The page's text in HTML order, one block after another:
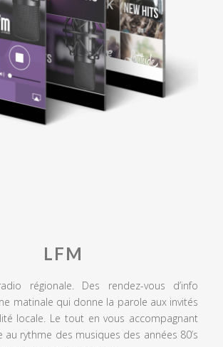
LFM
régionale. Des rendez-vous d’info
matinale qui donne la parole aux invités
locale. Le tout en vous accompagnant
rythme des musiques des années 80’s